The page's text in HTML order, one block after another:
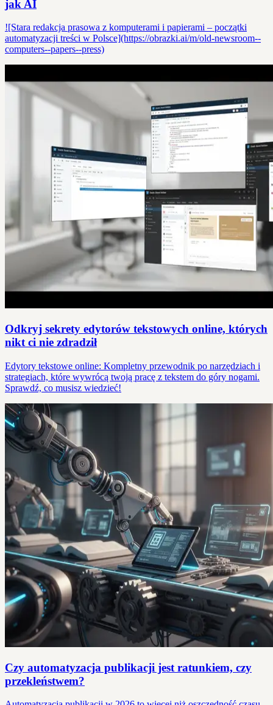
jak AI
![Stara redakcja prasowa z komputerami i papierami – początki
automatyzacji treści w Polsce](https://obrazki.ai/m/old-newsroom--
computers--papers--press)
Odkryj sekrety edytorów tekstowych online, których
nikt ci nie zdradził
Edytory tekstowe online: Kompletny przewodnik po narzędziach i
strategiach, które wywrócą twoją pracę z tekstem do góry nogami.
Sprawdź, co musisz wiedzieć!
Czy automatyzacja publikacji jest ratunkiem, czy
przekleństwem?